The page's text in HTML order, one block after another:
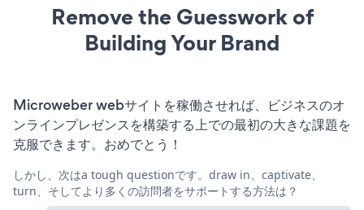
Remove the Guesswork of
Building Your Brand
Microweber webサイトを稼働させれば、ビジネスのオ
ンラインプレゼンスを構築する上での最初の大きな課題を
克服できます。おめでとう！
しかし、次はa tough questionです。draw in、captivate、
turn、そしてより多くの訪問者をサポートする方法は？